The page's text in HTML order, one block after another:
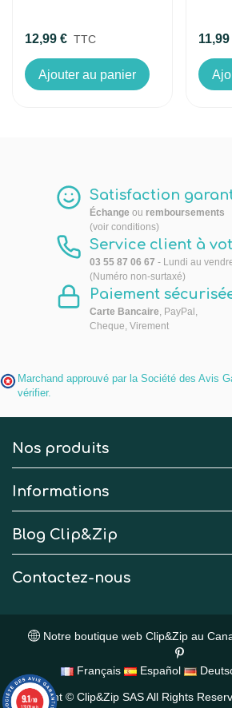
12,99 € TTC
Ajouter au panier
11,99
Satisfaction
Échange ou remboursements
(voir conditions)
Service client à
03 55 87 06 67 - Lundi au
(Numéro non-surtaxé)
Paiement
Carte Bancaire, PayPal,
Cheque, Virement
Marchand approuvé par la Société des Avis
vérifier.
Nos produits
Informations
Blog Clip&Zip
Contactez-nous
Notre boutique web Clip&Zip au
Français Español
Copyright © Clip&Zip SAS All Rights
9.1/10